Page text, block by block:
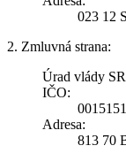
023 12
2. Zmluvná strana:
Úrad vlády SR
IČO:
Adresa:
813 70